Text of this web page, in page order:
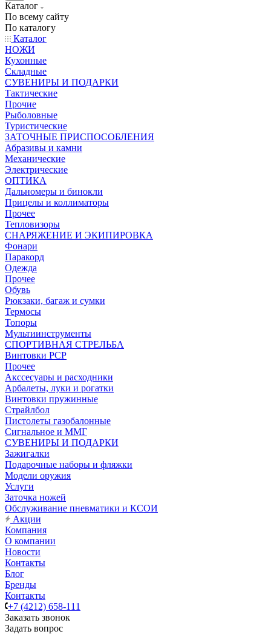
Каталог
По всему сайту
По каталогу
Каталог
НОЖИ
Кухонные
Складные
СУВЕНИРЫ И ПОДАРКИ
Тактические
Прочие
Рыболовные
Туристические
ЗАТОЧНЫЕ ПРИСПОСОБЛЕНИЯ
Абразивы и камни
Механические
Электрические
ОПТИКА
Дальномеры и бинокли
Прицелы и коллиматоры
Прочее
Тепловизоры
СНАРЯЖЕНИЕ И ЭКИПИРОВКА
Фонари
Паракорд
Одежда
Прочее
Обувь
Рюкзаки, багаж и сумки
Термосы
Топоры
Мультиинструменты
СПОРТИВНАЯ СТРЕЛЬБА
Винтовки PCP
Прочее
Акссесуары и расходники
Арбалеты, луки и рогатки
Винтовки пружинные
Страйлбол
Пистолеты газобалонные
Сигнальное и ММГ
СУВЕНИРЫ И ПОДАРКИ
Зажигалки
Подарочные наборы и фляжки
Модели оружия
Услуги
Заточка ножей
Обслуживание пневматики и КСОИ
Акции
Компания
О компании
Новости
Контакты
Блог
Бренды
Контакты
+7 (4212) 658-111
Заказать звонок
Задать вопрос